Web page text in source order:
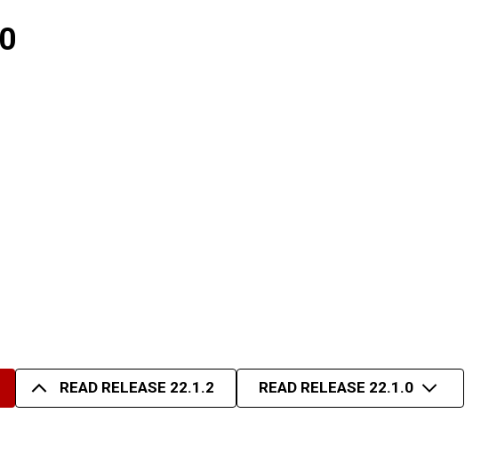
READ RELEASE 22.1.2 READ RELEASE 22.1.0